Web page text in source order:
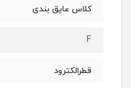
کلاس عایق بندی
F
قطرالکترود